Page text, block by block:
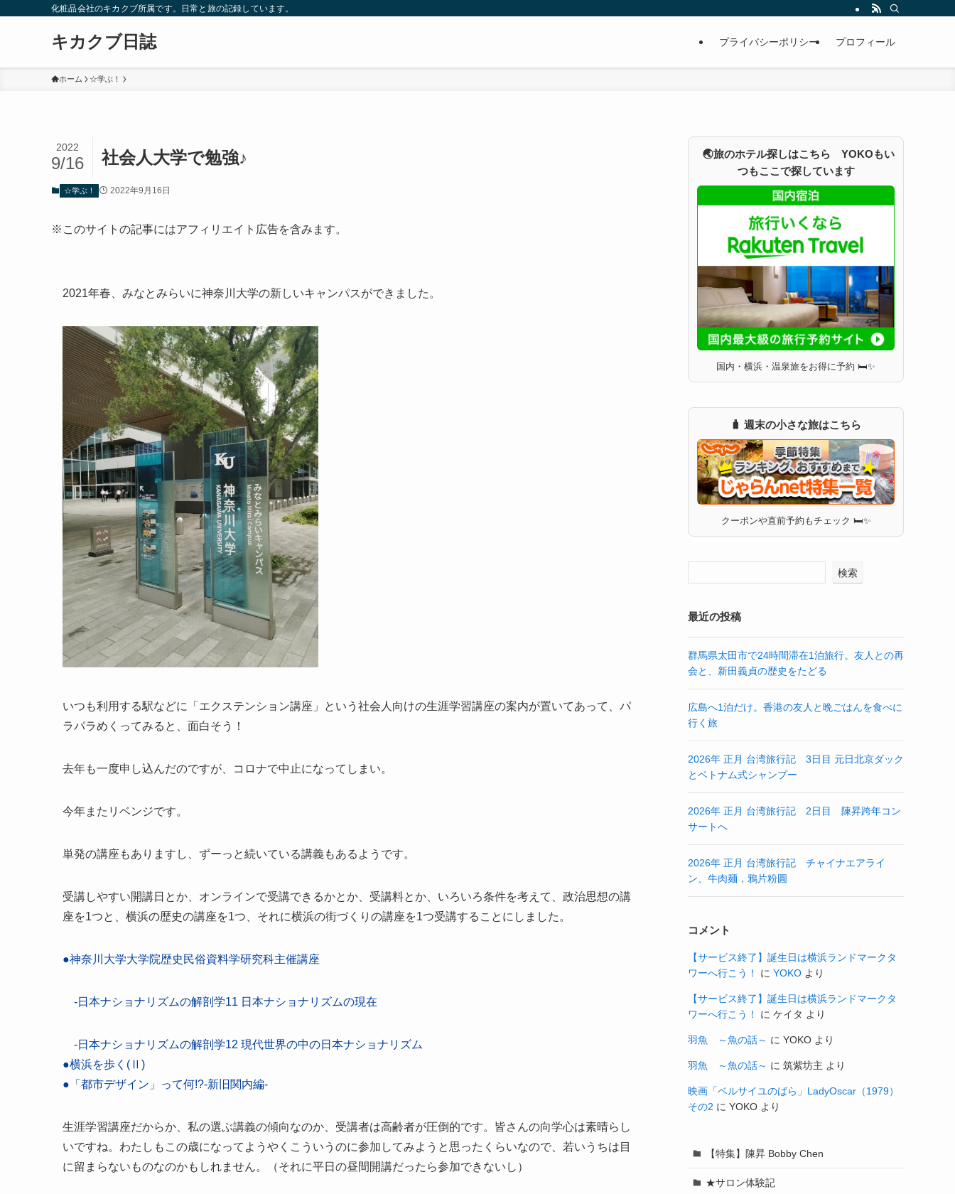
化粧品会社のキカクブ所属です。日常と旅の記録しています。
キカクブ日誌 プライバシーポリシー プロフィール
ホーム ☆学ぶ！
社会人大学で勉強♪
2022
9/16
☆学ぶ！ 2022年9月16日
※このサイトの記事にはアフィリエイト広告を含みます。
2021年春、みなとみらいに神奈川大学の新しいキャンパスができました。
いつも利用する駅などに「エクステンション講座」という社会人向けの生涯学習講座の案内が置いてあって、パ
ラパラめくってみると、面白そう！
去年も一度申し込んだのですが、コロナで中止になってしまい。
今年またリベンジです。
単発の講座もありますし、ずーっと続いている講義もあるようです。
受講しやすい開講日とか、オンラインで受講できるかとか、受講料とか、いろいろ条件を考えて、政治思想の講
座を1つと、横浜の歴史の講座を1つ、それに横浜の街づくりの講座を1つ受講することにしました。
●神奈川大学大学院歴史民俗資料学研究科主催講座
-日本ナショナリズムの解剖学11 日本ナショナリズムの現在
-日本ナショナリズムの解剖学12 現代世界の中の日本ナショナリズム
●横浜を歩く(Ⅱ)
●「都市デザイン」って何!?-新旧関内編-
生涯学習講座だからか、私の選ぶ講義の傾向なのか、受講者は高齢者が圧倒的です。皆さんの向学心は素晴らし
いですね。わたしもこの歳になってようやくこういうのに参加してみようと思ったくらいなので、若いうちは目
に留まらないものなのかもしれません。（それに平日の昼間開講だったら参加できないし）
🌏旅のホテル探しはこちら YOKOもい
つもここで探しています
国内・横浜・温泉旅をお得に予約 🛏✨
🧳 週末の小さな旅はこちら
クーポンや直前予約もチェック 🛏✨
検索
最近の投稿
群馬県太田市で24時間滞在1泊旅行。友人との再
会と、新田義貞の歴史をたどる
広島へ1泊だけ。香港の友人と晩ごはんを食べに
行く旅
2026年 正月 台湾旅行記 3日目 元日北京ダック
とベトナム式シャンプー
2026年 正月 台湾旅行記 2日目 陳昇跨年コン
サートへ
2026年 正月 台湾旅行記 チャイナエアライ
ン、牛肉麺，鴉片粉圓
コメント
【サービス終了】誕生日は横浜ランドマークタ
ワーへ行こう！
に YOKO より
【サービス終了】誕生日は横浜ランドマークタ
ワーへ行こう！
に ケイタ より
羽魚 ～魚の話～ に YOKO より
羽魚 ～魚の話～ に 筑紫坊主 より
映画「ベルサイユのばら」LadyOscar（1979）
その2 に YOKO より
【特集】陳昇 Bobby Chen
★サロン体験記